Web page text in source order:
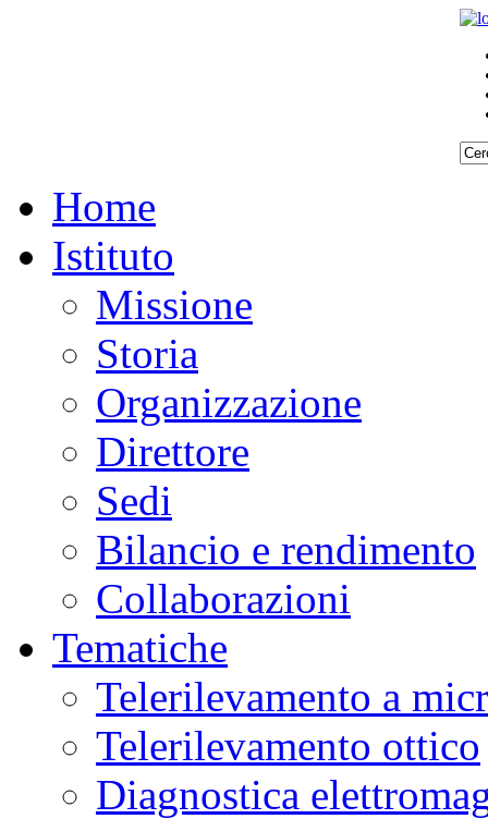
Home
Istituto
Missione
Storia
Organizzazione
Direttore
Sedi
Bilancio e rendimento
Collaborazioni
Tematiche
Telerilevamento a
Telerilevamento ottico
Diagnostica